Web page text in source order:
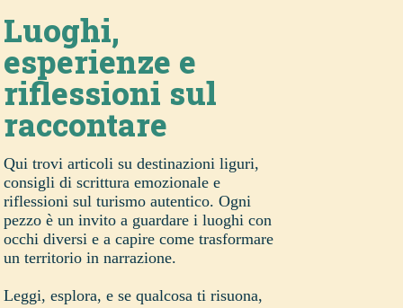
Luoghi,
esperienze e
riflessioni sul
raccontare
Qui trovi articoli su destinazioni liguri,
consigli di scrittura emozionale e
riflessioni sul turismo autentico. Ogni
pezzo è un invito a guardare i luoghi con
occhi diversi e a capire come trasformare
un territorio in narrazione.
Leggi, esplora, e se qualcosa ti risuona,